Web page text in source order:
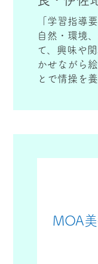
「学習指導
自然・環境
て、興味や
かせながら
とで情操を
姶良・伊佐
しています。
MOA